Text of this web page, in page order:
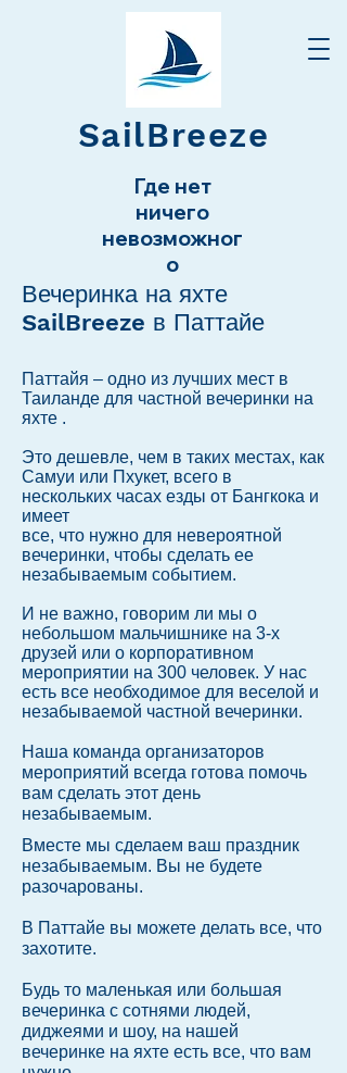
SailBreeze
Где нет
ничего
невозможног
о
Вечеринка на яхте
SailBreeze в Паттайе
Паттайя – одно из лучших мест в
Таиланде для частной вечеринки на
яхте .
Это дешевле, чем в таких местах, как
Самуи или Пхукет, всего в
нескольких часах езды от Бангкока и
имеет
все, что нужно для невероятной
вечеринки, чтобы сделать ее
незабываемым событием.
И не важно, говорим ли мы о
небольшом мальчишнике на 3-х
друзей или о корпоративном
мероприятии на 300 человек. У нас
есть все необходимое для веселой и
незабываемой частной вечеринки.
Наша команда организаторов
мероприятий всегда готова помочь
вам сделать этот день
незабываемым.
Вместе мы сделаем ваш праздник
незабываемым. Вы не будете
разочарованы.
В Паттайе вы можете делать все, что
захотите.
Будь то маленькая или большая
вечеринка с сотнями людей,
диджеями и шоу, на нашей
вечеринке на яхте есть все, что вам